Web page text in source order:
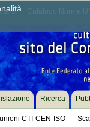
CTI-CEN-ISO
Ricerca